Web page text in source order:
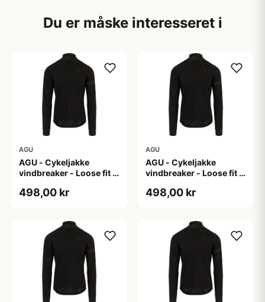
Du er måske interesseret i
AGU
AGU - Cykeljakke
vindbreaker - Loose fit -
498,00 kr
AGU
AGU - Cykeljakke
vindbreaker - Loose fit -
498,00 kr